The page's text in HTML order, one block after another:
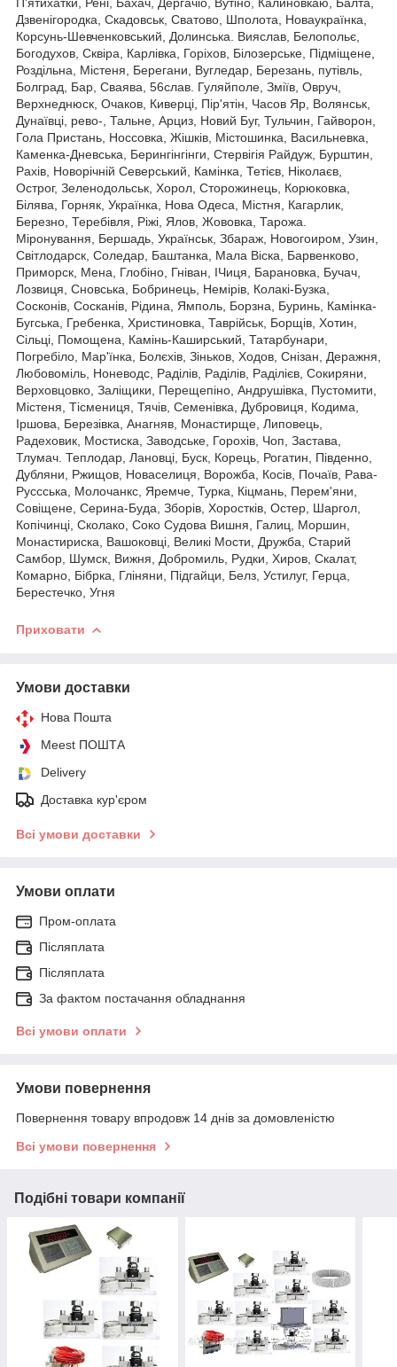
Дзвенігородка, Скадовськ, Сватово, Шполота, Новаукраїнка,
Корсунь-Шевченковський, Долинська. Вияслав, Белопольє,
Богодухов, Сквіра, Карлівка, Горіхов, Білозерське, Підміщене,
Роздільна, Містеня, Берегани, Вугледар, Березань, путівль,
Болград, Бар, Сваява, 56слав. Гуляйполе, Зміїв, Овруч,
Верхнеднюск, Очаков, Киверці, Пір'ятін, Часов Яр, Волянськ,
Дунаївці, рево-, Тальне, Арциз, Новий Буг, Тульчин, Гайворон,
Гола Пристань, Носсовка, Жішків, Містошинка, Васильневка,
Каменка-Дневська, Берингінгінги, Стервігія Райдуж, Бурштин,
Рахів, Новорічній Северський, Камінка, Тетієв, Ніколаєв,
Острог, Зеленодольськ, Хорол, Сторожинець, Корюковка,
Білява, Горняк, Українка, Нова Одеса, Містня, Кагарлик,
Березно, Теребівля, Ріжі, Ялов, Жововка, Тарожа.
Міронування, Бершадь, Українськ, Збараж, Новогоиром, Узин,
Світлодарск, Соледар, Баштанка, Мала Віска, Барвенково,
Приморск, Мена, Глобіно, Гніван, ІЧиця, Барановка, Бучач,
Лозвиця, Сновська, Бобринець, Немірів, Колакі-Бузка,
Сосконів, Сосканів, Рідина, Ямполь, Борзна, Буринь, Камінка-
Бугська, Гребенка, Христиновка, Таврійськ, Борщів, Хотин,
Сільці, Помощена, Камінь-Каширський, Татарбунари,
Погребіло, Мар'їнка, Болєхів, Зіньков, Ходов, Снізан, Деражня,
Любовоміль, Ноневодс, Раділів, Раділів, Раділієв, Сокиряни,
Верховцовко, Заліщики, Перещепіно, Андрушівка, Пустомити,
Містеня, Тісмениця, Тячів, Семенівка, Дубровиця, Кодима,
Іршова, Березівка, Анагняв, Монастирще, Липовець,
Радеховик, Мостиска, Заводське, Горохів, Чоп, Застава,
Тлумач. Теплодар, Лановці, Буск, Корець, Рогатин, Південно,
Дубляни, Ржищов, Новаселиця, Ворожба, Косів, Почаїв, Рава-
Руссська, Молочанкс, Яремче, Турка, Кіцмань, Перем'яни,
Совіщене, Серина-Буда, Зборів, Хоростків, Остер, Шаргол,
Копічинці, Сколако, Соко Судова Вишня, Галиц, Моршин,
Монастириска, Вашоковці, Великі Мости, Дружба, Старий
Самбор, Шумск, Вижня, Добромиль, Рудки, Хиров, Скалат,
Комарно, Бібрка, Гліняни, Підгайци, Белз, Устилуг, Герца,
Берестечко, Угня
Приховати
Умови доставки
Нова Пошта
Meest ПОШТА
Delivery
Доставка кур'єром
Всі умови доставки
Умови оплати
Пром-оплата
Післяплата
Післяплата
За фактом постачання обладнання
Всі умови оплати
Умови повернення
Повернення товару впродовж 14 днів за домовленістю
Всі умови повернення
Подібні товари компанії